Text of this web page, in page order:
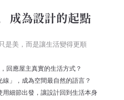
成為設計的起點
是美，而是讓生活變得更順
回應屋主真實的生活方式？
」，成為空間最自然的語言？
用細節出發，讓設計回到生活本身